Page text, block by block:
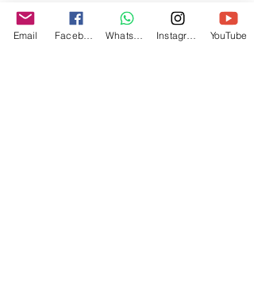
Email YouTube